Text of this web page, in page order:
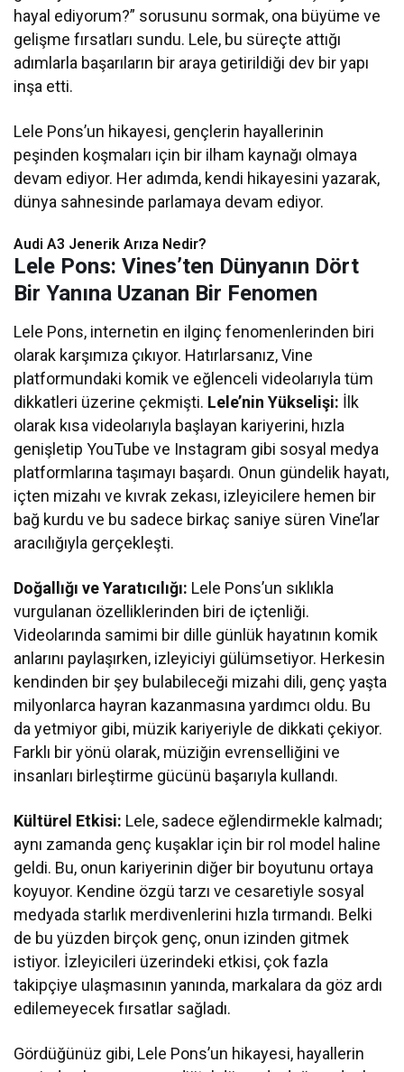
hayal ediyorum?” sorusunu sormak, ona büyüme ve
gelişme fırsatları sundu. Lele, bu süreçte attığı
adımlarla başarıların bir araya getirildiği dev bir yapı
inşa etti.
Lele Pons’un hikayesi, gençlerin hayallerinin
peşinden koşmaları için bir ilham kaynağı olmaya
devam ediyor. Her adımda, kendi hikayesini yazarak,
dünya sahnesinde parlamaya devam ediyor.
Audi A3 Jenerik Arıza Nedir?
Lele Pons: Vines’ten Dünyanın Dört
Bir Yanına Uzanan Bir Fenomen
Lele Pons, internetin en ilginç fenomenlerinden biri
olarak karşımıza çıkıyor. Hatırlarsanız, Vine
platformundaki komik ve eğlenceli videolarıyla tüm
dikkatleri üzerine çekmişti. Lele’nin Yükselişi: İlk
olarak kısa videolarıyla başlayan kariyerini, hızla
genişletip YouTube ve Instagram gibi sosyal medya
platformlarına taşımayı başardı. Onun gündelik hayatı,
içten mizahı ve kıvrak zekası, izleyicilere hemen bir
bağ kurdu ve bu sadece birkaç saniye süren Vine’lar
aracılığıyla gerçekleşti.
Doğallığı ve Yaratıcılığı: Lele Pons’un sıklıkla
vurgulanan özelliklerinden biri de içtenliği.
Videolarında samimi bir dille günlük hayatının komik
anlarını paylaşırken, izleyiciyi gülümsetiyor. Herkesin
kendinden bir şey bulabileceği mizahi dili, genç yaşta
milyonlarca hayran kazanmasına yardımcı oldu. Bu
da yetmiyor gibi, müzik kariyeriyle de dikkati çekiyor.
Farklı bir yönü olarak, müziğin evrenselliğini ve
insanları birleştirme gücünü başarıyla kullandı.
Kültürel Etkisi: Lele, sadece eğlendirmekle kalmadı;
aynı zamanda genç kuşaklar için bir rol model haline
geldi. Bu, onun kariyerinin diğer bir boyutunu ortaya
koyuyor. Kendine özgü tarzı ve cesaretiyle sosyal
medyada starlık merdivenlerini hızla tırmandı. Belki
de bu yüzden birçok genç, onun izinden gitmek
istiyor. İzleyicileri üzerindeki etkisi, çok fazla
takipçiye ulaşmasının yanında, markalara da göz ardı
edilemeyecek fırsatlar sağladı.
Gördüğünüz gibi, Lele Pons’un hikayesi, hayallerin